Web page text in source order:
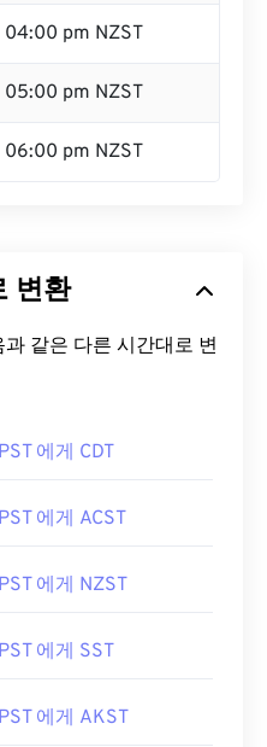
04:00 pm NZST
05:00 pm NZST
06:00 pm NZST
변환
같은 다른 시간대로 변
PST 에게 CDT
PST 에게 ACST
PST 에게 NZST
PST 에게 SST
PST 에게 AKST